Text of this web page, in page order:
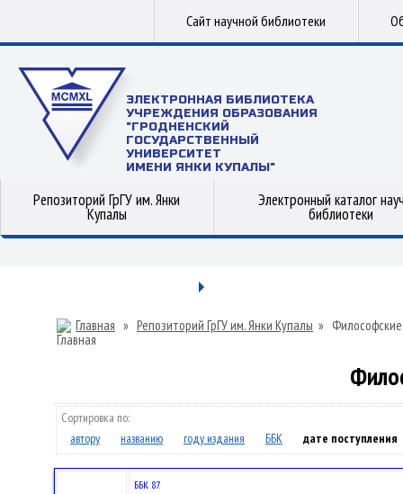
Сайт научной библиотеки
ЭЛЕКТРОННАЯ БИБЛИОТЕКА
УЧРЕЖДЕНИЯ ОБРАЗОВАНИЯ
"ГРОДНЕНСКИЙ
ГОСУДАРСТВЕННЫЙ
УНИВЕРСИТЕТ
ИМЕНИ ЯНКИ КУПАЛЫ"
Репозиторий ГрГУ им. Янки
Купалы
Электронный каталог
библиотеки
Главная » Репозиторий ГрГУ им. Янки Купалы »
Сортировка по:
автору
названию году издания ББК дате поступления
ББК 87.